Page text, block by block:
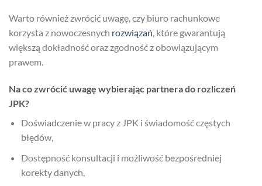
Warto również zwrócić uwagę, czy biuro rachunkowe
korzysta z nowoczesnych rozwiązań, które gwarantują
większą dokładność oraz zgodność z obowiązującym
prawem.
Na co zwrócić uwagę wybierając partnera do rozliczeń
JPK?
Doświadczenie w pracy z JPK i świadomość częstych
błędów,
Dostępność konsultacji i możliwość bezpośredniej
korekty danych,